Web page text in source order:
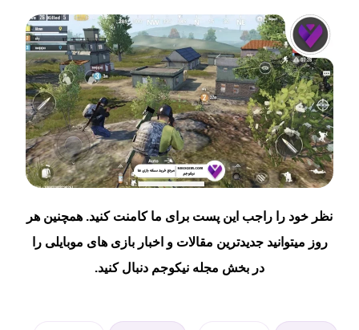
نظر خود را راجب این پست برای ما کامنت کنید. همچنین هر
روز میتوانید جدیدترین مقالات و اخبار بازی های موبایلی را
در بخش مجله نیکوجم دنبال کنید.